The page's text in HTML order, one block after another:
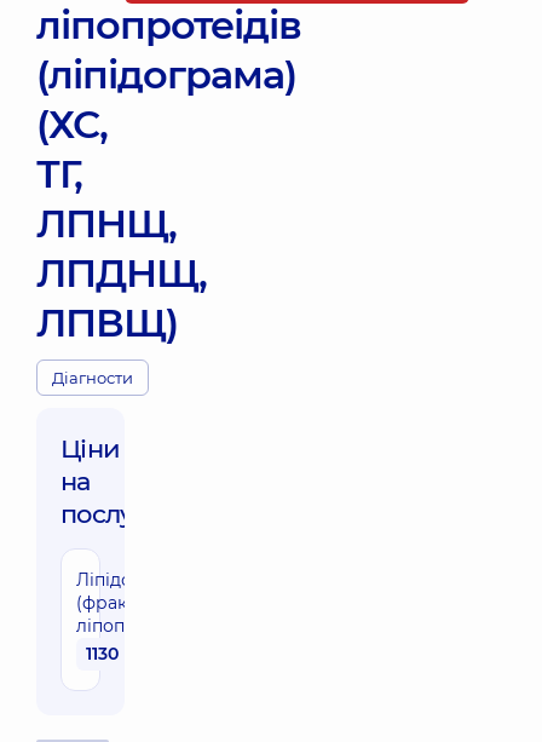
ліпопротеідів
(ліпідограма)
(ХС,
ТГ,
ЛПНЩ,
ЛПДНЩ,
ЛПВЩ)
Діагности
Ціни
на
послуги:
Ліпідограма
(фракції
ліпопротеїдів)
1130 грн